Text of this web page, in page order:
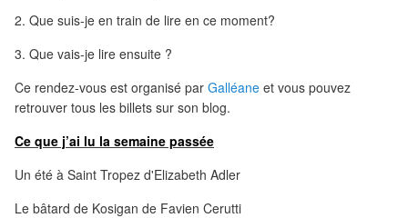
2. Que suis-je en train de lire en ce moment?
3. Que vais-je lire ensuite ?
Ce rendez-vous est organisé par Galléane et vous pouvez
retrouver tous les billets sur son blog.
Ce que j’ai lu la semaine passée
Un été à Saint Tropez d'Elizabeth Adler
Le bâtard de Kosigan de Favien Cerutti